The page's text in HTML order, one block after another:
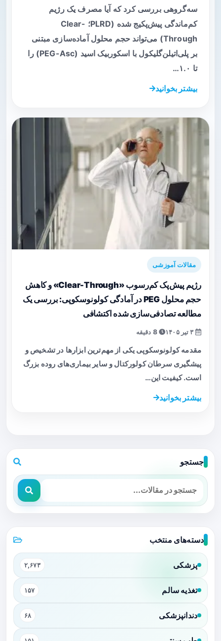
سه‌گروهی بررسی کرد که آیا مصرف یک رژیم
کم‌ماندگی پیش‌پکیج شده (PLRD؛ Clear-
Through) می‌تواند حجم محلول آماده‌سازی مبتنی
بر پلی‌اتیلن‌گلیکول با اسکوربیک اسید (PEG-Asc) را
تا ۱.۰…
بیشتر بخوانید
مقالات آموزشی
رژیم پیش‌پک کم‌رسوب «Clear-Through» و کاهش
حجم محلول PEG در آمادگی کولونوسکوپی: بررسی یک
مطالعه تصادفی‌سازی شده اکتشافی
8 دقیقه
مقدمه کولونوسکوپی یکی از مهم‌ترین ابزارها در تشخیص و
پیشگیری سرطان کولورکتال و سایر بیماری‌های روده بزرگ
است. کیفیت این…
بیشتر بخوانید
جستجو
دسته‌های منتخب
پزشکی ۲,۶۷۳
تغذیه سالم ۱۵۷
دندانپزشکی ۶۸